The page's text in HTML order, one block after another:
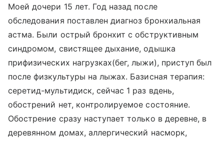
Моей дочери 15 лет. Год назад после
обследования поставлен диагноз бронхиальная
астма. Были острый бронхит с обструктивным
синдромом, свистящее дыхание, одышка
прифизических нагрузках(бег, лыжи), приступ был
после физкультуры на лыжах. Базисная терапия:
серетид-мультидиск, сейчас 1 раз вдень,
обострений нет, контролируемое состояние.
Обострение сразу наступает только в деревне, в
деревянном домах, аллергический насморк,